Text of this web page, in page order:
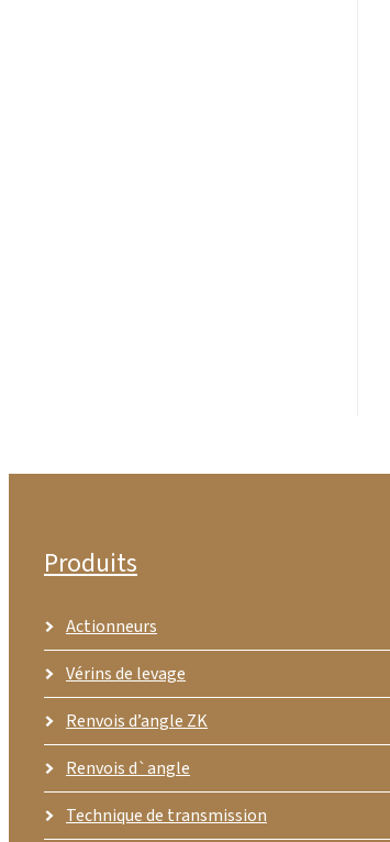
Produits
Actionneurs
Vérins de levage
Renvois d’angle ZK
Renvois d`angle
Technique de transmission